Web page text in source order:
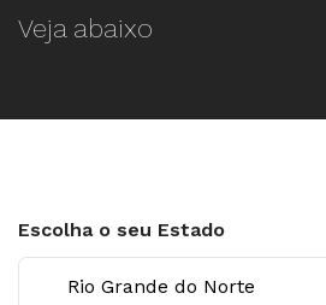
Veja abaixo
Escolha o seu Estado